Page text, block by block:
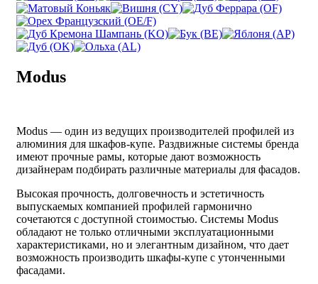
Modus
Modus — один из ведущих производителей профилей из
алюминия для шкафов-купе. Раздвижные системы бренда
имеют прочные рамы, которые дают возможность
дизайнерам подбирать различные материалы для фасадов.
Высокая прочность, долговечность и эстетичность
выпускаемых компанией профилей гармонично
сочетаются с доступной стоимостью. Системы Modus
обладают не только отличными эксплуатационными
характеристиками, но и элегантным дизайном, что дает
возможность производить шкафы-купе с утонченными
фасадами.